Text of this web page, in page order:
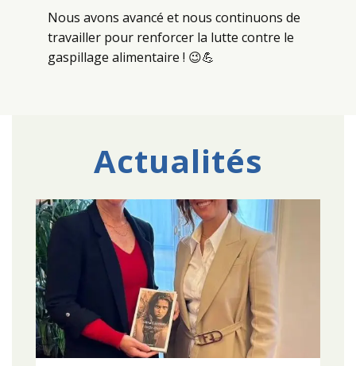
Nous avons avancé et nous continuons de
travailler pour renforcer la lutte contre le
gaspillage alimentaire ! 😉💪
Actualités